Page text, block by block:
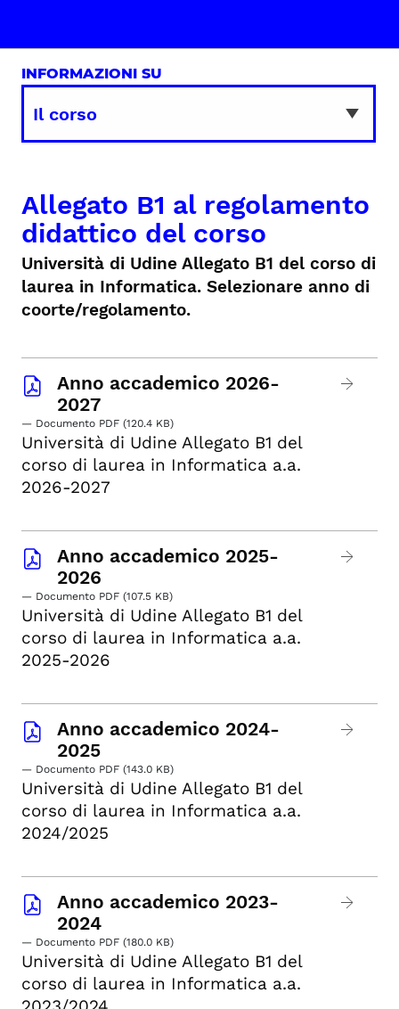
INFORMAZIONI SU
Allegato B1 al regolamento
didattico del corso
Università di Udine Allegato B1 del corso di
laurea in Informatica. Selezionare anno di
coorte/regolamento.
Anno accademico 2026-
2027
— Documento PDF (120.4 KB)
Università di Udine Allegato B1 del
corso di laurea in Informatica a.a.
2026-2027
Anno accademico 2025-
2026
— Documento PDF (107.5 KB)
Università di Udine Allegato B1 del
corso di laurea in Informatica a.a.
2025-2026
Anno accademico 2024-
2025
— Documento PDF (143.0 KB)
Università di Udine Allegato B1 del
corso di laurea in Informatica a.a.
2024/2025
Anno accademico 2023-
2024
— Documento PDF (180.0 KB)
Università di Udine Allegato B1 del
corso di laurea in Informatica a.a.